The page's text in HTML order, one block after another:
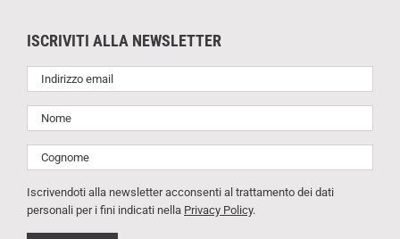
ISCRIVITI ALLA NEWSLETTER
Iscrivendoti alla newsletter acconsenti al trattamento dei dati
personali per i fini indicati nella Privacy Policy.